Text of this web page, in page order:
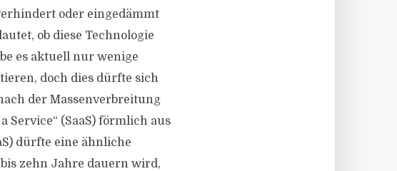
oder eingedämmt
ob diese Technologie
es aktuell nur wenige
doch dies dürfte sich
der Massenverbreitung
Service“ (SaaS) förmlich aus
dürfte eine ähnliche
zehn Jahre dauern wird,